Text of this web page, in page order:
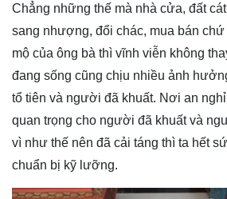
Chẳng những thế mà nhà cửa, đất
sang nhượng, đổi chác, mua bán chứ
mộ của ông bà thì vĩnh viễn không
đang sống cũng chịu nhiều ảnh
tổ tiên và người đã khuất. Nơi an
quan trọng cho người đã khuất và
vì như thế nên đã cải táng thì ta hết
chuẩn bị kỹ lưỡng.